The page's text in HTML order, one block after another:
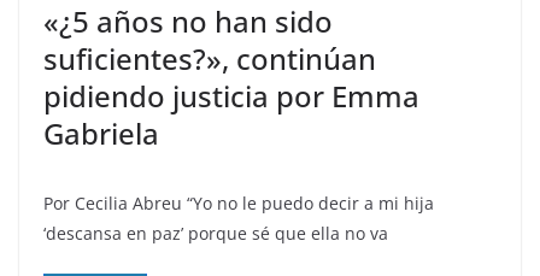
«¿5 años no han sido
suficientes?», continúan
pidiendo justicia por Emma
Gabriela
Por Cecilia Abreu “Yo no le puedo decir a mi hija
‘descansa en paz’ porque sé que ella no va